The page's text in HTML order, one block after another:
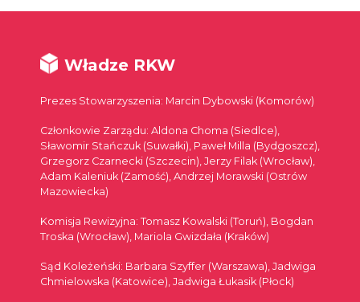
Władze RKW
Prezes Stowarzyszenia: Marcin Dybowski (Komorów)
Członkowie Zarządu: Aldona Choma (Siedlce),
Sławomir Stańczuk (Suwałki), Paweł Milla (Bydgoszcz),
Grzegorz Czarnecki (Szczecin), Jerzy Filak (Wrocław),
Adam Kaleniuk (Zamość), Andrzej Morawski (Ostrów
Mazowiecka)
Komisja Rewizyjna: Tomasz Kowalski (Toruń), Bogdan
Troska (Wrocław), Mariola Gwizdała (Kraków)
Sąd Koleżeński: Barbara Szyffer (Warszawa), Jadwiga
Chmielowska (Katowice), Jadwiga Łukasik (Płock)